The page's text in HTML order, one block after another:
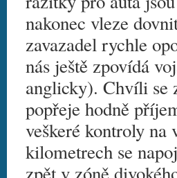
nakonec vleze
zavazadel rychle
nás ještě zpovídá
anglicky). Chvíli se
popřeje hodně
veškeré kontroly na
kilometrech se